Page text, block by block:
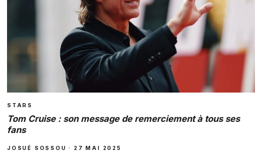
STARS
Tom Cruise : son message de remerciement à tous ses
fans
JOSUÉ SOSSOU · 27 MAI 2025